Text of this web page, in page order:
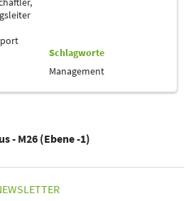
Schlagworte
Management
- M26 (Ebene -1)